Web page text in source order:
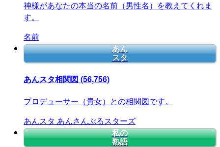
神様があなたの本当の名前（男性名）を教えてくれま
す。
名前
あん
スタ
あんスタ相関図 (56,756)
プロデューサー（貴女）との相関図です。
あんスタ あんさんぶるスターズ
私の
熟語